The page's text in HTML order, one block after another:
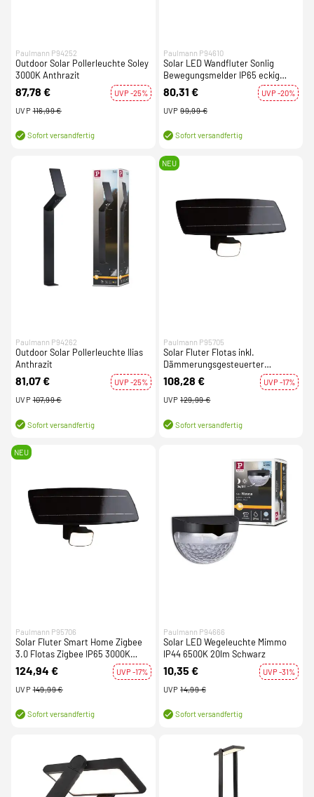
Paulmann P94252
Outdoor Solar Pollerleuchte Soley
3000K Anthrazit
87,78 €
UVP -25%
UVP 116,99 €
Sofort versandfertig
Paulmann P94610
Solar LED Wandfluter Sonlig
Bewegungsmelder IP65 eckig
286x137mm 3000K 2x9W 2x1100lm
Anthrazit Kunststoff
80,31 €
UVP -20%
UVP 99,99 €
Sofort versandfertig
Paulmann P94262
Outdoor Solar Pollerleuchte Ilias
Anthrazit
81,07 €
UVP -25%
UVP 107,99 €
Sofort versandfertig
NEU
Paulmann P95705
Solar Fluter Flotas inkl.
Dämmerungsgesteuerter
Bewegungsmelder (HF) IP65
3000K 700lm Anthrazit
108,28 €
UVP -17%
UVP 129,99 €
Sofort versandfertig
NEU
Paulmann P95706
Solar Fluter Smart Home Zigbee
3.0 Flotas Zigbee IP65 3000K
700lm Anthrazit
124,94 €
UVP -17%
UVP 149,99 €
Sofort versandfertig
Paulmann P94666
Solar LED Wegeleuchte Mimmo
IP44 6500K 20lm Schwarz
10,35 €
UVP -31%
UVP 14,99 €
Sofort versandfertig